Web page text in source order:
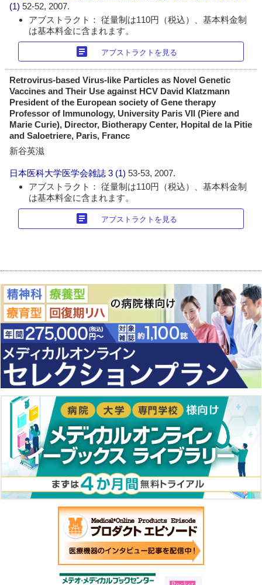
(1)52-52, 2007.
アブストラクト： 従量制は110円（税込）、基本料金制
は基本料金に含まれます。
article アブストラクトを見る
Retrovirus-based Virus-like Particles as Novel Genetic
Vaccines and Their Use against HCV David Klatzmann
President of the European society of Gene therapy
Professor of Immunology, University Paris VII (Piere and
Marie Curie), Director, Biotherapy Center, Hopital de la Pitie
and Saloetriere, Paris, Francc
新谷英滋
日本医科大学医学会雑誌 3 (1)53-53, 2007.
アブストラクト： 従量制は110円（税込）、基本料金制
は基本料金に含まれます。
article アブストラクトを見る